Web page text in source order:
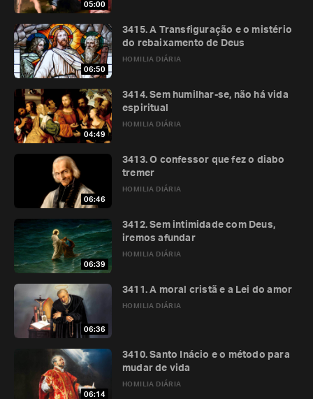
05:00
06:50
HOMILIA DIÁRIA
3415. A Transfiguração e o mistério
do rebaixamento de Deus
04:49
HOMILIA DIÁRIA
3414. Sem humilhar-se, não há vida
espiritual
06:46
HOMILIA DIÁRIA
3413. O confessor que fez o diabo
tremer
06:39
HOMILIA DIÁRIA
3412. Sem intimidade com Deus,
iremos afundar
06:36
HOMILIA DIÁRIA
3411. A moral cristã e a Lei do amor
06:14
HOMILIA DIÁRIA
3410. Santo Inácio e o método para
mudar de vida